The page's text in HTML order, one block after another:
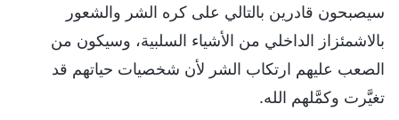
سيصبحون قادرين بالتالي على كره الشر والشعور
بالاشمئزاز الداخلي من الأشياء السلبية، وسيكون من
الصعب عليهم ارتكاب الشر لأن شخصيات حياتهم قد
تغيَّرت وكمَّلهم الله.